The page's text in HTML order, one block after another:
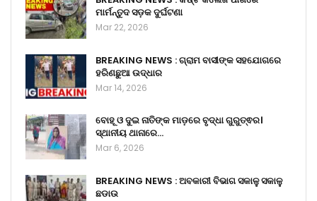
ମାର୍ମନ୍ତୁଦ ସଡ଼କ ଦୁର୍ଘଟଣା
Mar 22, 2026
BREAKING NEWS : ଗ୍ରାମ ବାସୀଙ୍କ ସହଯୋଗରେ
ହରିଣଛୁଆ ଉଦ୍ଧାର
Mar 14, 2026
ବୋହୂ ଓ ଦୁଇ ନାତିଙ୍କ ମାଡ଼ରେ ବୃଦ୍ଧା ଗୁରୁତ୍ଵର।
ସ୍ଥାନୀୟ ଥାନାରେ…
Mar 6, 2026
BREAKING NEWS : ଅବକାରୀ ବିଭାଗ ସକାଳୁ ସକାଳୁ
ଛଡାଉ